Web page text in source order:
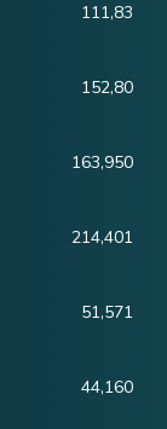
111,83
152,80
163,950
214,401
51,571
44,160